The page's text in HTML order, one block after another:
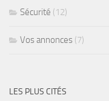
Sécurité (12)
Vos annonces (7)
LES PLUS CITÉS